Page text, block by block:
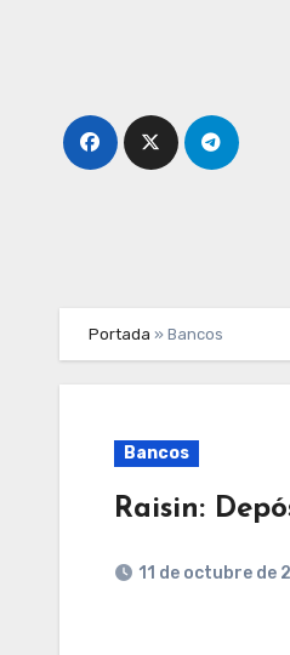
Portada » Bancos
Bancos
Raisin:
11 de octubre de